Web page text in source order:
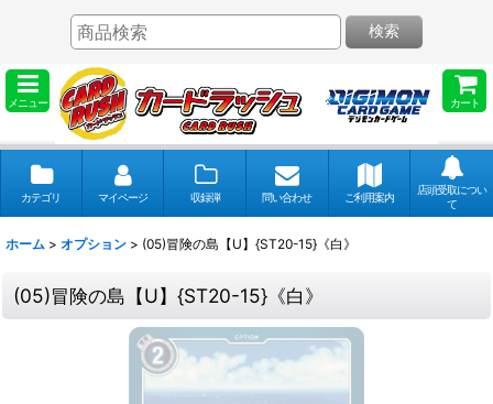
メニュー カート
検索
カテゴリ マイページ 収録弾 問い合わせ ご利用案内
店頭受取につい
て
ホーム > オプション > (05)冒険の島【U】{ST20-15}《白》
(05)冒険の島【U】{ST20-15}《白》